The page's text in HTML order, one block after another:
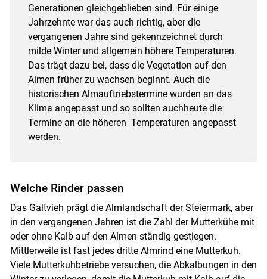
Generationen gleichgeblieben sind. Für einige
Jahrzehnte war das auch richtig, aber die
vergangenen Jahre sind gekennzeichnet durch
milde Winter und allgemein höhere Temperaturen.
Das trägt dazu bei, dass die Vegetation auf den
Almen früher zu wachsen beginnt. Auch die
historischen Almauftriebstermine wurden an das
Klima angepasst und so sollten auchheute die
Termine an die höheren Temperaturen angepasst
werden.
Welche Rinder passen
Das Galtvieh prägt die Almlandschaft der Steiermark, aber
in den vergangenen Jahren ist die Zahl der Mutterkühe mit
oder ohne Kalb auf den Almen ständig gestiegen.
Mittlerweile ist fast jedes dritte Almrind eine Mutterkuh.
Viele Mutterkuhbetriebe versuchen, die Abkalbungen in den